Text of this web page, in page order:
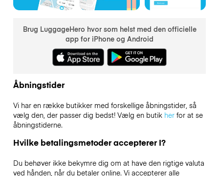
Brug LuggageHero hvor som helst med den officielle
app for iPhone og Android
Åbningstider
Vi har en række butikker med forskellige åbningstider, så
vælg den, der passer dig bedst! Vælg en butik herfor at se
åbningstiderne.
Hvilke betalingsmetoder accepterer I?
Du behøver ikke bekymre dig om at have den rigtige valuta
ved hånden, når du betaler online. Vi accepterer alle